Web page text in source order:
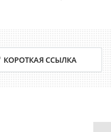
КОРОТКАЯ ССЫЛКА